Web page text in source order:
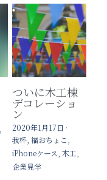
ついに木工棟
デコレーショ
ン
2020年1月17日 ·
我杯, 福おちょこ,
iPhoneケース, 木工,
企業見学